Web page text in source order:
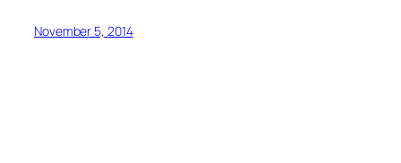
November 5, 2014